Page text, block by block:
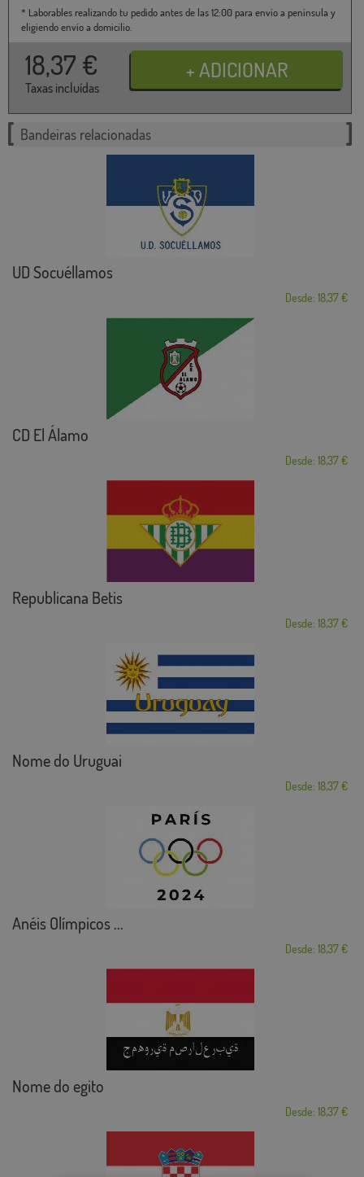
* Laborables realizando tu pedido antes de las 12:00 para envío a península y
eligiendo envío a domicilio.
18,37 €
Taxas incluídas
Bandeiras relacionadas
UD Socuéllamos
Desde: 18,37 €
CD El Álamo
Desde: 18,37 €
Republicana Betis
Desde: 18,37 €
Nome do Uruguai
Desde: 18,37 €
Anéis Olímpicos ...
Desde: 18,37 €
Nome do egito
Desde: 18,37 €